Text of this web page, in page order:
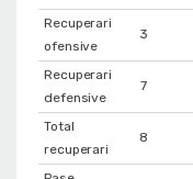
Recuperari
ofensive
3
Recuperari
defensive
7
Total
recuperari
8